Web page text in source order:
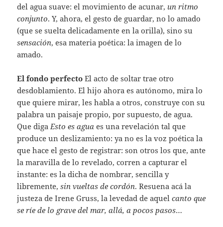
del agua suave: el movimiento de acunar, un ritmo
conjunto. Y, ahora, el gesto de guardar, no lo amado
(que se suelta delicadamente en la orilla), sino su
sensación, esa materia poética: la imagen de lo
amado.
El fondo perfectoEl acto de soltar trae otro
desdoblamiento. El hijo ahora es autónomo, mira lo
que quiere mirar, les habla a otros, construye con su
palabra un paisaje propio, por supuesto, de agua.
Que diga Esto es agua es una revelación tal que
produce un deslizamiento: ya no es la voz poética la
que hace el gesto de registrar: son otros los que, ante
la maravilla de lo revelado, corren a capturar el
instante: es la dicha de nombrar, sencilla y
libremente,sin vueltas de cordón. Resuena acá la
justeza de Irene Gruss, la levedad de aquelcanto que
se ríe de lo grave del mar, allá, a pocos pasos…